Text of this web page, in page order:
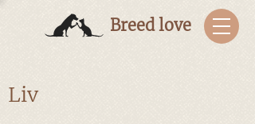
Breed love
Liv